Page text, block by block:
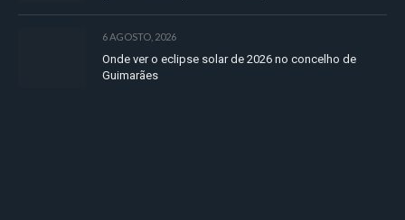
6 AGOSTO, 2026
Onde ver o eclipse solar de 2026 no concelho de
Guimarães